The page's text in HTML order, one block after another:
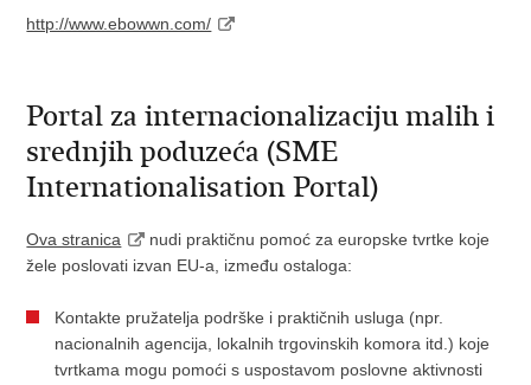
http://www.ebowwn.com/
Portal za internacionalizaciju malih i
srednjih poduzeća (SME
Internationalisation Portal)
Ova stranica
nudi praktičnu pomoć za europske tvrtke koje
žele poslovati izvan EU-a, između ostaloga:
Kontakte pružatelja podrške i praktičnih usluga (npr.
nacionalnih agencija, lokalnih trgovinskih komora itd.) koje
tvrtkama mogu pomoći s uspostavom poslovne aktivnosti